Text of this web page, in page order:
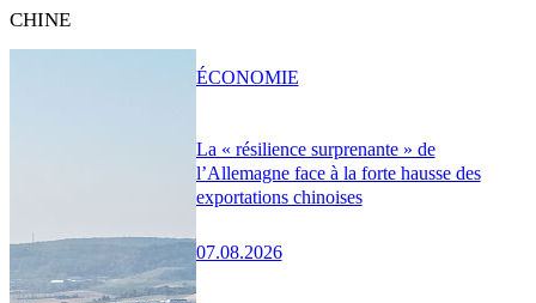
CHINE
La « résilience surprenante » de
l’Allemagne face à la forte hausse des
exportations chinoises
07.08.2026
ÉCONOMIE